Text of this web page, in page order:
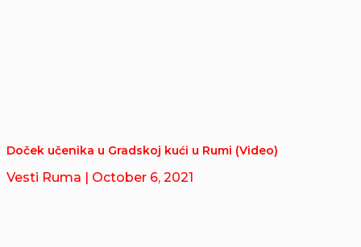
Doček učenika u Gradskoj kući u Rumi (Video)
Vesti Ruma | October 6, 2021